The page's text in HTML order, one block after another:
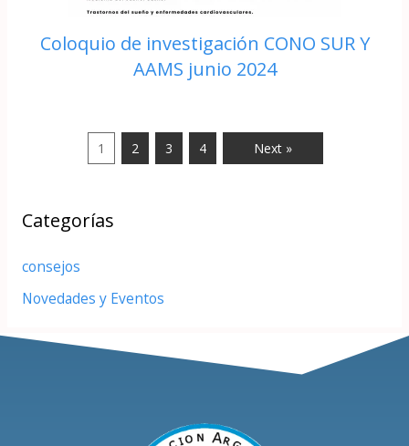
Coloquio de investigación CONO SUR Y
AAMS junio 2024
1 2 3 4 Next »
Categorías
consejos
Novedades y Eventos